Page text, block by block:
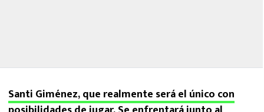
Santi Giménez, que realmente será el único con